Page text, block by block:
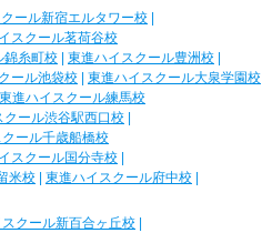
ール新宿エルタワー校
スクール茗荷谷校
錦糸町校 東進ハイスクール豊洲校
ール池袋校 東進ハイスクール大泉学園校
東進ハイスクール練馬校
クール渋谷駅西口校
ール千歳船橋校
スクール国分寺校
米校 東進ハイスクール府中校
クール新百合ヶ丘校